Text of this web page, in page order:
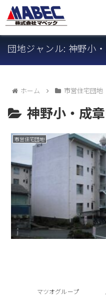
団地ジャンル: 神野小
ホーム 市営住宅団地
神野小・成
市営住宅団地
マツオグループ